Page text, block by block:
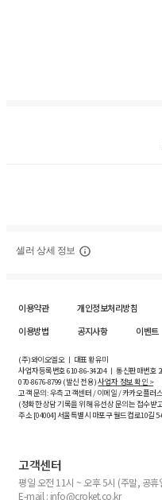
셀러 상세 정보
이용약관 개인정보처리방침
이용방법
공지사항 이벤트
(주)와이오엘오 ㅣ 대표 황유미
사업자등록번호610-86-34204ㅣ 통신판매번호
070-8676-8799 (발신 전용)사업자 정보 확인 >
고객 문의: 우측 고객센터 / 이메일 / 카카오플러
(정확한 상담 기록을 위해 유선상 문의는 접수받
주소 [04004] 서울특별시 마포구 월드컵로10길
고객센터
평일 오전 11시 ~ 오후 5시 (주말, 공휴
E-mail : info@croket.co.kr